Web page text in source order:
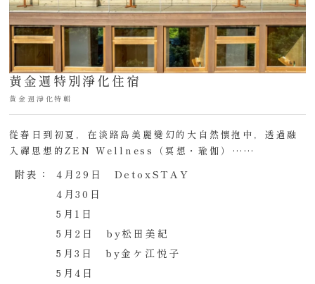
黃金週特別淨化住宿
黃金週淨化特輯
從春日到初夏，在淡路島美麗變幻的大自然懷抱中，透過融
入禪思想的ZEN Wellness（冥想・瑜伽）……
附表：
4月29日 DetoxSTAY
4月30日
5月1日
5月2日 by松田美紀
5月3日 by金ケ江悦子
5月4日